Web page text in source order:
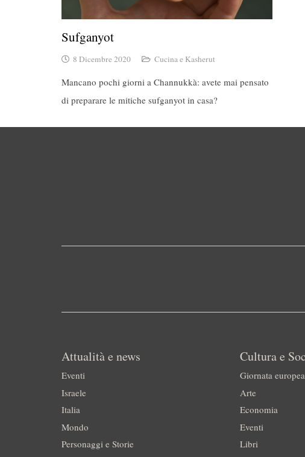
Sufganyot
8 Dicembre 2020 Cucina e Kasherut
Mancano pochi giorni a Channukkà: avete mai pensato
di preparare le mitiche sufganyot in casa?
Attualità e news
Eventi
Israele
Italia
Mondo
Personaggi e Storie
Cultura e
Giornata
Arte
Economia
Eventi
Libri